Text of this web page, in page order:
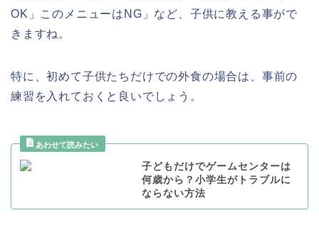
OK 」このメニューは NG 」など、子供に教える事がで
きますね。
特に、初めて子供たちだけでの外食の場合は、事前の
練習を入れておくと良いでしょう。
子どもだけでゲームセンターは
何歳から？小学生がトラブルに
ならない方法